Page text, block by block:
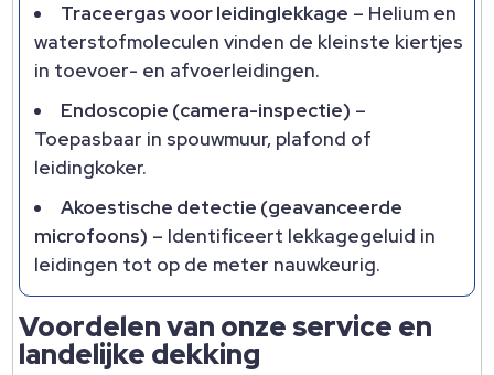
Traceergas voor leidinglekkage – Helium en
waterstofmoleculen vinden de kleinste kiertjes
in toevoer- en afvoerleidingen.​
Endoscopie (camera-inspectie) –
Toepasbaar in spouwmuur, plafond of
leidingkoker.​
Akoestische detectie (geavanceerde
microfoons) – Identificeert lekkagegeluid in
leidingen tot op de meter nauwkeurig.​
Voordelen van onze service en
landelijke dekking